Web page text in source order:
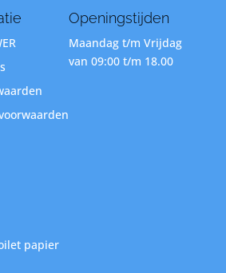
Openingstijden
Maandag t/m Vrijdag
van 09:00 t/m 18.00
papier